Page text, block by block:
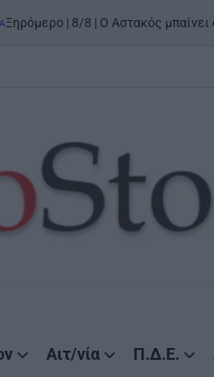
| Ο Αστακός μπαίνει στον χορόon6
Αιτ/νία Π.Δ.Ε.